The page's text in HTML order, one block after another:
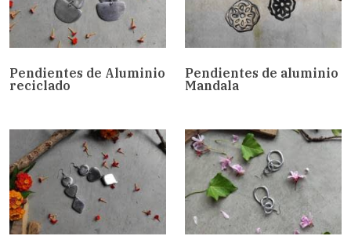
Pendientes de Aluminio
reciclado
Pendientes de aluminio
Mandala